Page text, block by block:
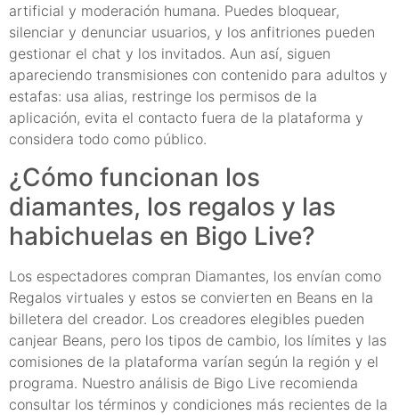
artificial y moderación humana. Puedes bloquear,
silenciar y denunciar usuarios, y los anfitriones pueden
gestionar el chat y los invitados. Aun así, siguen
apareciendo transmisiones con contenido para adultos y
estafas: usa alias, restringe los permisos de la
aplicación, evita el contacto fuera de la plataforma y
considera todo como público.
¿Cómo funcionan los
diamantes, los regalos y las
habichuelas en Bigo Live?
Los espectadores compran Diamantes, los envían como
Regalos virtuales y estos se convierten en Beans en la
billetera del creador. Los creadores elegibles pueden
canjear Beans, pero los tipos de cambio, los límites y las
comisiones de la plataforma varían según la región y el
programa. Nuestro análisis de Bigo Live recomienda
consultar los términos y condiciones más recientes de la